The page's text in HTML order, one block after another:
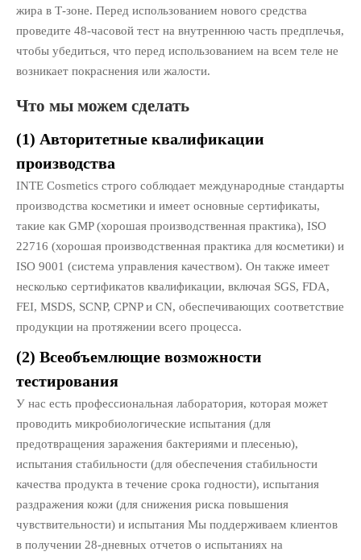
жира в Т-зоне. Перед использованием нового средства
проведите 48-часовой тест на внутреннюю часть предплечья,
чтобы убедиться, что перед использованием на всем теле не
возникает покраснения или жалости.
Что мы можем сделать
(1) Авторитетные квалификации
производства
INTE Cosmetics строго соблюдает международные стандарты
производства косметики и имеет основные сертификаты,
такие как GMP (хорошая производственная практика), ISO
22716 (хорошая производственная практика для косметики) и
ISO 9001 (система управления качеством). Он также имеет
несколько сертификатов квалификации, включая SGS, FDA,
FEI, MSDS, SCNP, CPNP и CN, обеспечивающих соответствие
продукции на протяжении всего процесса.
(2) Всеобъемлющие возможности
тестирования
У нас есть профессиональная лаборатория, которая может
проводить микробиологические испытания (для
предотвращения заражения бактериями и плесенью),
испытания стабильности (для обеспечения стабильности
качества продукта в течение срока годности), испытания
раздражения кожи (для снижения риска повышения
чувствительности) и испытания Мы поддерживаем клиентов
в получении 28-дневных отчетов о испытаниях на